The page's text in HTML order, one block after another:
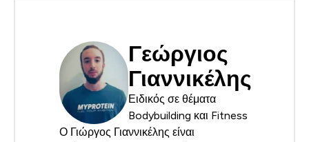
Γεώργιος
Γιαννικέλης
Ειδικός σε θέματα
Bodybuilding και Fitness
Ο Γιώργος Γιαννικέλης είναι